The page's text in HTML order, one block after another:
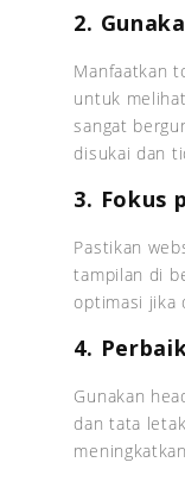
2.
Manfaatkan
untuk
sangat
disukai dan
3. Fokus
Pastikan
tampilan di
optimasi jika
4.
Gunakan
dan tata